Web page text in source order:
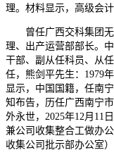
理。材料显示，高级会计
曾任广西交科集团无
理、出产运营部部长。
干部、副从任科员、从
任，熊剑平先生：1979
显示，中国国籍，任南
知布告，历任广西南宁
外永世，2025年12月11
兼公司收集整合工做办
收集公司批示部办公室）